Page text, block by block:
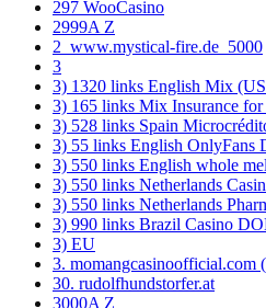
297 WooCasino
2999A Z
2_www.mystical-fire.de_5000
3
3) 1320 links English Mix
3) 165 links Mix Insurance
3) 528 links Spain
3) 55 links English OnlyFans
3) 550 links English whole
3) 550 links Netherlands
3) 550 links Netherlands
3) 990 links Brazil Casino
3) EU
3. momangcasinoofficial.com
30. rudolfhundstorfer.at
3000A Z